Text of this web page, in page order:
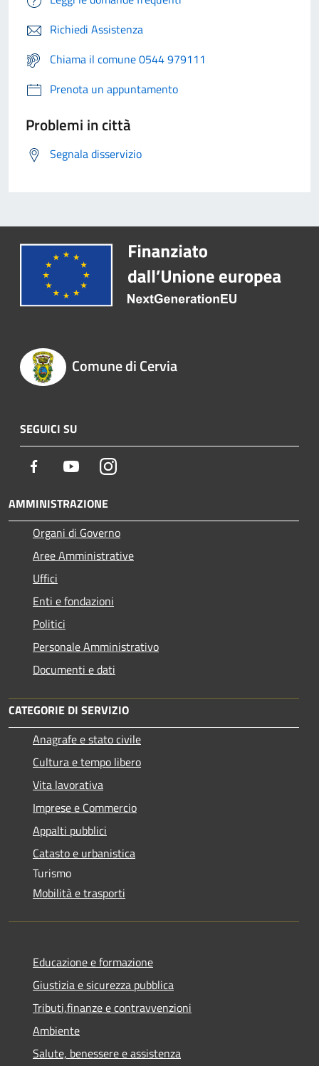
Richiedi Assistenza
Chiama il comune 0544 979111
Prenota un appuntamento
Problemi in città
Segnala disservizio
Comune di Cervia
SEGUICI SU
Facebook YoutubeInstagram
AMMINISTRAZIONE
Organi di Governo
Aree Amministrative
Uffici
Enti e fondazioni
Politici
Personale Amministrativo
Documenti e dati
CATEGORIE DI SERVIZIO
Anagrafe e stato civile
Cultura e tempo libero
Vita lavorativa
Imprese e Commercio
Appalti pubblici
Catasto e urbanistica
Turismo
Mobilità e trasporti
Educazione e formazione
Giustizia e sicurezza pubblica
Tributi,finanze e contravvenzioni
Ambiente
Salute, benessere e assistenza